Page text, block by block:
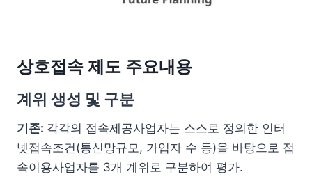
상호접속 제도 주요내용
계위 생성 및 구분
기존: 각각의 접속제공사업자는 스스로 정의한 인터
넷접속조건(통신망규모, 가입자 수 등)을 바탕으로 접
속이용사업자를 3개 계위로 구분하여 평가.